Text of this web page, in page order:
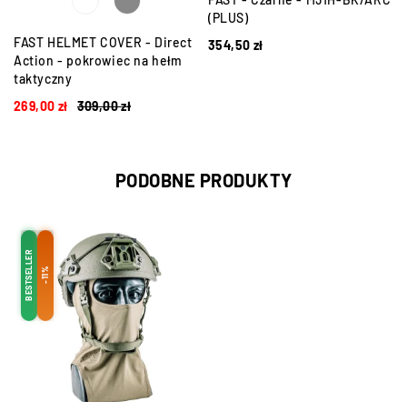
FAST HELMET COVER - Direct
Action - pokrowiec na hełm
taktyczny
309,00zł
269,00 zł
(PLUS)
354,50 zł
PODOBNE PRODUKTY
BESTSELLER -11%